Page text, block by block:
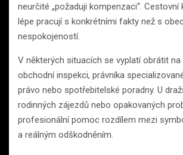
neurčité „požaduji kompenzaci“. Cestovní
lépe pracují s konkrétními fakty než s
nespokojeností.
V některých situacích se vyplatí obrátit na
obchodní inspekci, právníka
právo nebo spotřebitelské poradny. U
rodinných zájezdů nebo opakovaných
profesionální pomoc rozdílem mezi
a reálným odškodněním.